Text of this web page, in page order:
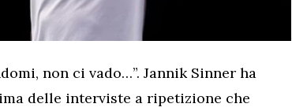
non ci vado…”. Jannik Sinner ha
delle interviste a ripetizione che